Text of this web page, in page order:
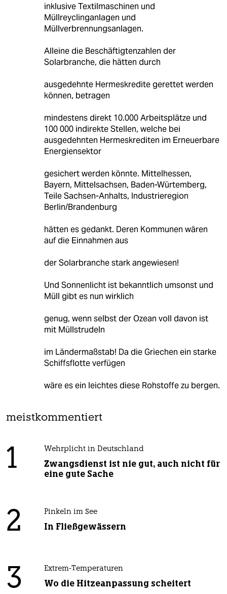
inklusive Textilmaschinen und
Müllreyclinganlagen und
Müllverbrennungsanlagen.
Alleine die Beschäftigtenzahlen der
Solarbranche, die hätten durch
ausgedehnte Hermeskredite gerettet werden
können, betragen
mindestens direkt 10.000 Arbeitsplätze und
100 000 indirekte Stellen, welche bei
ausgedehnten Hermeskrediten im Erneuerbare
Energiensektor
gesichert werden könnte. Mittelhessen,
Bayern, Mittelsachsen, Baden-Würtemberg,
Teile Sachsen-Anhalts, Industrieregion
Berlin/Brandenburg
hätten es gedankt. Deren Kommunen wären
auf die Einnahmen aus
der Solarbranche stark angewiesen!
Und Sonnenlicht ist bekanntlich umsonst und
Müll gibt es nun wirklich
genug, wenn selbst der Ozean voll davon ist
mit Müllstrudeln
im Ländermaßstab! Da die Griechen ein starke
Schiffsflotte verfügen
wäre es ein leichtes diese Rohstoffe zu bergen.
meistkommentiert
1 Wehrplicht in Deutschland
Zwangsdienst ist nie gut, auch nicht für
eine gute Sache
2 Pinkeln im See
In Fließgewässern
3 Extrem-Temperaturen
Wo die Hitzeanpassung scheitert